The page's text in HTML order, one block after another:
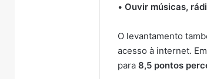
•Ouvir músicas,
O levantamento
acesso à internet.
para8,5 pontos